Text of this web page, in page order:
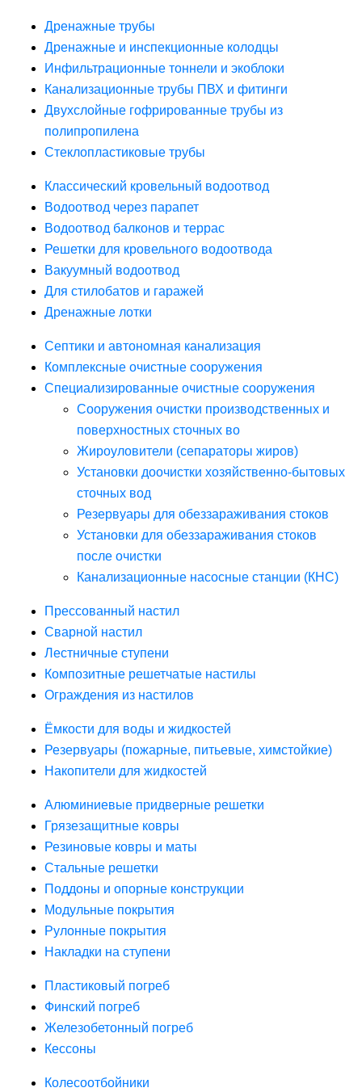
Дренажные трубы
Дренажные и инспекционные колодцы
Инфильтрационные тоннели и экоблоки
Канализационные трубы ПВХ и фитинги
Двухслойные гофрированные трубы из
полипропилена
Стеклопластиковые трубы
Классический кровельный водоотвод
Водоотвод через парапет
Водоотвод балконов и террас
Решетки для кровельного водоотвода
Вакуумный водоотвод
Для стилобатов и гаражей
Дренажные лотки
Септики и автономная канализация
Комплексные очистные сооружения
Специализированные очистные сооружения
Сооружения очистки производственных и
поверхностных сточных во
Жироуловители (сепараторы жиров)
Установки доочистки хозяйственно-бытовых
сточных вод
Резервуары для обеззараживания стоков
Установки для обеззараживания стоков
после очистки
Канализационные насосные станции (КНС)
Прессованный настил
Сварной настил
Лестничные ступени
Композитные решетчатые настилы
Ограждения из настилов
Ёмкости для воды и жидкостей
Резервуары (пожарные, питьевые, химстойкие)
Накопители для жидкостей
Алюминиевые придверные решетки
Грязезащитные ковры
Резиновые ковры и маты
Стальные решетки
Поддоны и опорные конструкции
Модульные покрытия
Рулонные покрытия
Накладки на ступени
Пластиковый погреб
Финский погреб
Железобетонный погреб
Кессоны
Колесоотбойники